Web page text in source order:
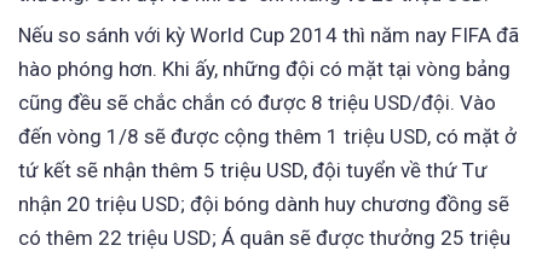
Nếu so sánh với kỳ World Cup 2014 thì năm nay FIFA đã
hào phóng hơn. Khi ấy, những đội có mặt tại vòng bảng
cũng đều sẽ chắc chắn có được 8 triệu USD/đội. Vào
đến vòng 1/8 sẽ được cộng thêm 1 triệu USD, có mặt ở
tứ kết sẽ nhận thêm 5 triệu USD, đội tuyển về thứ Tư
nhận 20 triệu USD; đội bóng dành huy chương đồng sẽ
có thêm 22 triệu USD; Á quân sẽ được thưởng 25 triệu